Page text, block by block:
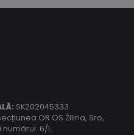
SK202045333
OR OS Žilina, Sro,
6/L.